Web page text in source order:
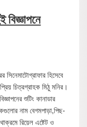
সিনেমাটোগ্রাফার হিসেবে
চিত্রগ্রাহক মিঠু মনির।
শুটিং কানাডার
নাম বেগমপাড়া,পিছ-
রিয়েল এষ্টেট ও